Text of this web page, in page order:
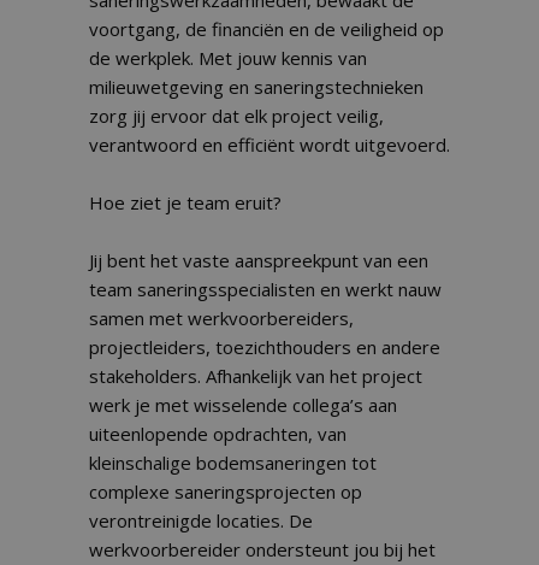
voortgang, de financiën en de veiligheid op
de werkplek. Met jouw kennis van
milieuwetgeving en saneringstechnieken
zorg jij ervoor dat elk project veilig,
verantwoord en efficiënt wordt uitgevoerd.
Hoe ziet je team eruit?
Jij bent het vaste aanspreekpunt van een
team saneringsspecialisten en werkt nauw
samen met werkvoorbereiders,
projectleiders, toezichthouders en andere
stakeholders. Afhankelijk van het project
werk je met wisselende collega’s aan
uiteenlopende opdrachten, van
kleinschalige bodemsaneringen tot
complexe saneringsprojecten op
verontreinigde locaties. De
werkvoorbereider ondersteunt jou bij het